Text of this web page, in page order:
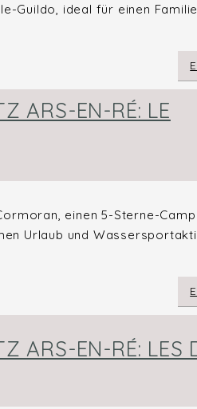
Guildo, ideal für einen
ARS-EN-RÉ: LE
einen 5-Sterne-
Urlaub und
ARS-EN-RÉ: LES